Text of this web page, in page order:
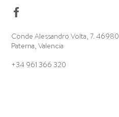
Conde Alessandro Volta, 7. 46980
Paterna, Valencia
+34 961 366 320